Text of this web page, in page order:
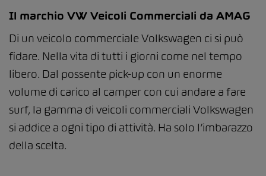
Il marchio VW Veicoli Commerciali da AMAG
Di un veicolo commerciale Volkswagen ci si può
fidare. Nella vita di tutti i giorni come nel tempo
libero. Dal possente pick-up con un enorme
volume di carico al camper con cui andare a fare
surf, la gamma di veicoli commerciali Volkswagen
si addice a ogni tipo di attività. Ha solo l’imbarazzo
della scelta.